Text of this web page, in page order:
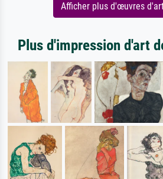
Afficher plus d'œuvres
Plus d'impression d'art